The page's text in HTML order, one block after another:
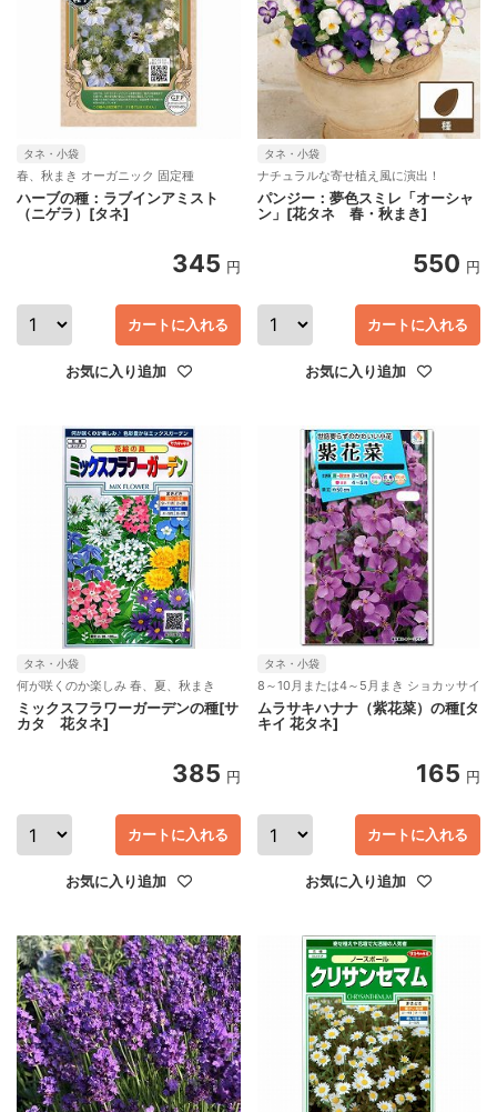
タネ・小袋
春、秋まき オーガニック 固定種
ハーブの種：ラブインアミスト
（ニゲラ）[タネ]
345 円
お気に入り追加
カートに入れる
タネ・小袋
ナチュラルな寄せ植え風に演出！
パンジー：夢色スミレ「オーシャ
ン」[花タネ 春・秋まき]
550 円
お気に入り追加
カートに入れる
タネ・小袋
何が咲くのか楽しみ 春、夏、秋まき
ミックスフラワーガーデンの種[サ
カタ 花タネ]
385 円
お気に入り追加
カートに入れる
タネ・小袋
8～10月または4～5月まき ショカッサイ
ムラサキハナナ（紫花菜）の種[タ
キイ 花タネ]
165 円
お気に入り追加
カートに入れる